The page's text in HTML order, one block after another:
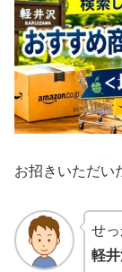
お招きいただい
せ
軽